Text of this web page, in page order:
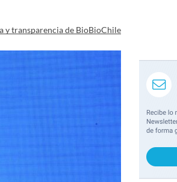
y transparencia de BioBioChile